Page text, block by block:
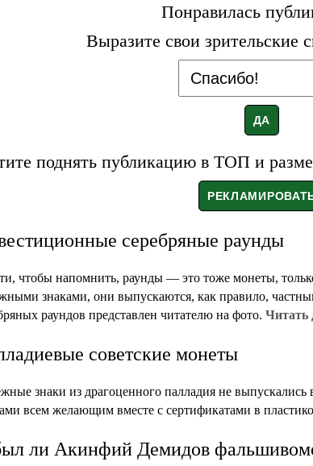
Понравилась
Выразите свои зрительские
поднять публикацию в ТОП и
серебряные раунды
чтобы напомнить, раунды — это тоже монеты,
знаками, они выпускаются, как правило,
раундов представлен читателю на фото. Читать
советские монеты
знаки из драгоценного палладия не выпускались
всем желающим вместе с сертификатами в
ли Акинфий Демидов